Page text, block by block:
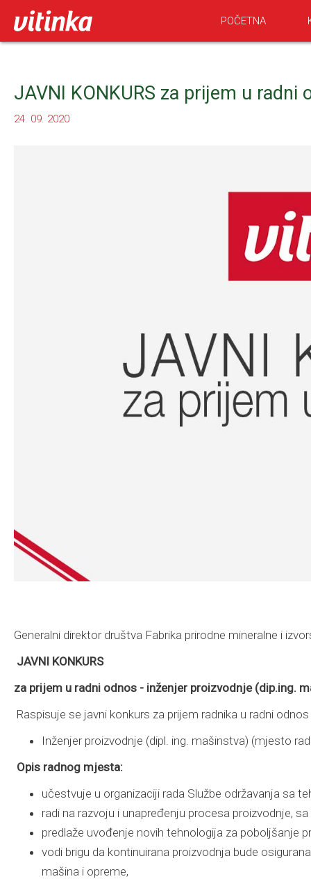
POČETNA
JAVNI KONKURS za prijem u
24. 09. 2020
Generalni direktor društva Fabrika prirodne mineralne i
JAVNI KONKURS
za prijem u radni odnos - inženjer proizvodnje (dip.ing.
Raspisuje se javni konkurs za prijem radnika u radni
Inženjer proizvodnje (dipl. ing. mašinstva) (mjesto
Opis radnog mjesta:
učestvuje u organizaciji rada Službe održavanja sa
radi na razvoju i unapređenju procesa proizvodnje,
predlaže uvođenje novih tehnologija za poboljšanje
vodi brigu da kontinuirana proizvodnja bude
mašina i opreme,